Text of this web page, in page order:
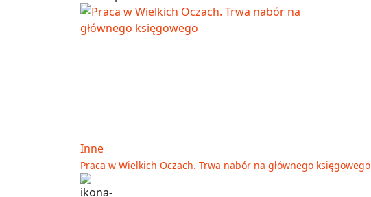
Inne
Praca w Wielkich Oczach. Trwa nabór na głównego księgowego